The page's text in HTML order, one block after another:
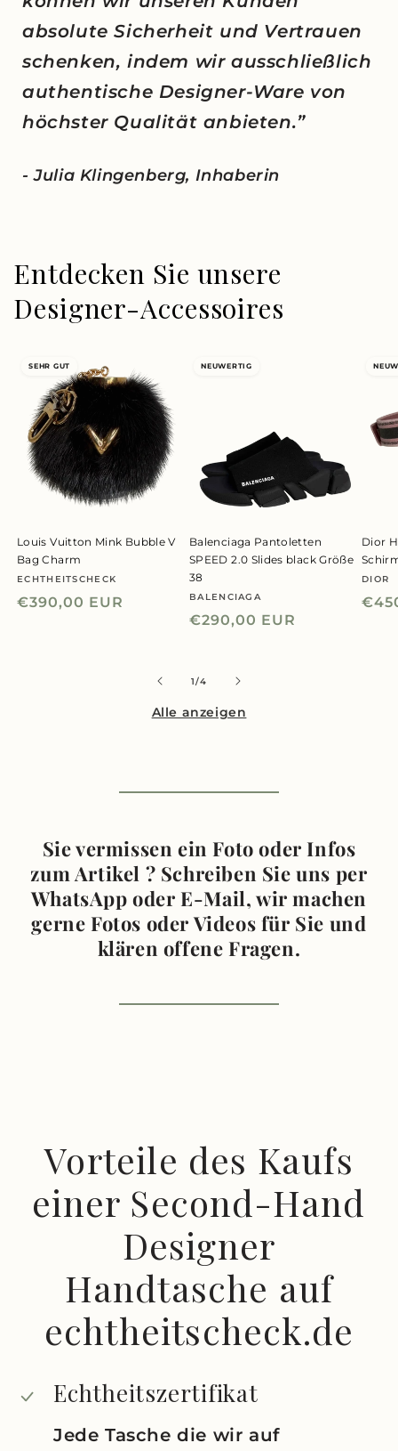
absolute Sicherheit und Vertrauen
schenken, indem wir ausschließlich
authentische Designer-Ware von
höchster Qualität anbieten.”
- Julia Klingenberg, Inhaberin
Entdecken Sie unsere
Designer-Accessoires
SEHR GUT
Louis Vuitton Mink Bubble V
Bag Charm
Anbieter:
ECHTHEITSCHECK
Normaler
€390,00 EUR
NEUWERTIG
Balenciaga Pantoletten
SPEED 2.0 Slides black Größe
38
Anbieter:
BALENCIAGA
Normaler
€290,00 EUR
Dior
DIOR
1/von
4
Alle anzeigen
Sie vermissen ein Foto oder Infos
zum Artikel ? Schreiben Sie uns per
WhatsApp oder E-Mail, wir machen
gerne Fotos oder Videos für Sie und
klären offene Fragen.
Vorteile des Kaufs
einer Second-Hand
Designer
Handtasche auf
echtheitscheck.de
Echtheitszertifikat
Jede Tasche die wir auf